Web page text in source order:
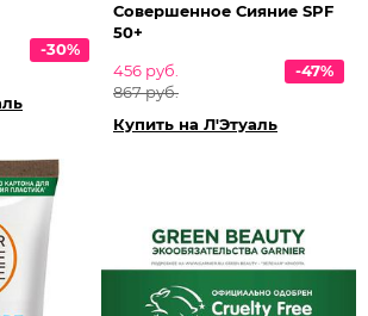
-30%
Совершенное Сияние SPF
50+
456 руб.
867 руб.
-47%
Купить на Л'Этуаль